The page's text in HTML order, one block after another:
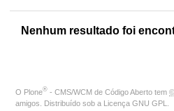
Nenhum resultado foi
O Plone® - CMS/WCM de Código Aberto tem ©
amigos. Distribuído sob a Licença GNU GPL